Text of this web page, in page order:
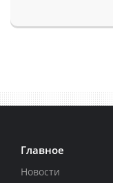
Главное
Новости